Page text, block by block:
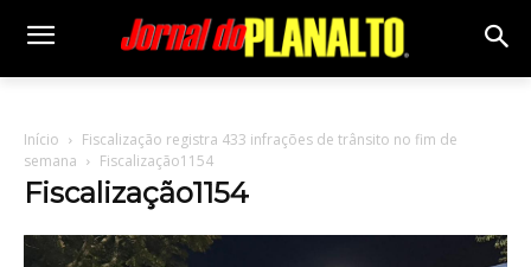
Início
Fiscalização registra 433 infrações de trânsito no fim de
semana
Fiscalização1154
Fiscalização1154